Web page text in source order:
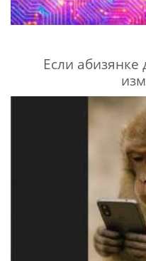
Если абизянке